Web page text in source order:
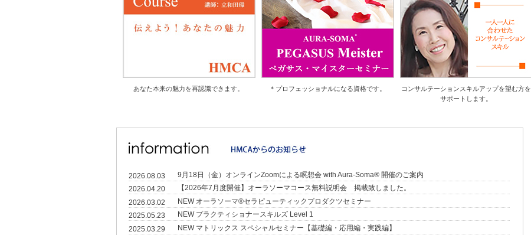
あなた本来の魅力を再認識できます。 ＊プロフェッショナルになる資格です。
コンサルテーションスキルアップを望む方を
サポートします。
2026.08.03
9月18日（金）オンラインZoomによる瞑想会 with Aura-Soma® 開催のご案内
2026.04.20
【2026年7月度開催】オーラソーマコース無料説明会 掲載致しました。
2026.03.02
NEW オーラソーマ®セラピューティックプロダクツセミナー
2025.05.23
NEW プラクティショナースキルズ Level 1
2025.03.29
NEW マトリックス スペシャルセミナー【基礎編・応用編・実践編】